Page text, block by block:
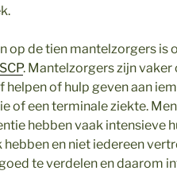
op de tien mantelzorgers is
. Mantelzorgers zijn
helpen of hulp geven aan
of een terminale ziekte.
hebben vaak intensieve
hebben en niet iedereen
te verdelen en daarom